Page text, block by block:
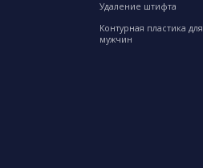
Удаление штифта
Контурная пластика для
мужчин